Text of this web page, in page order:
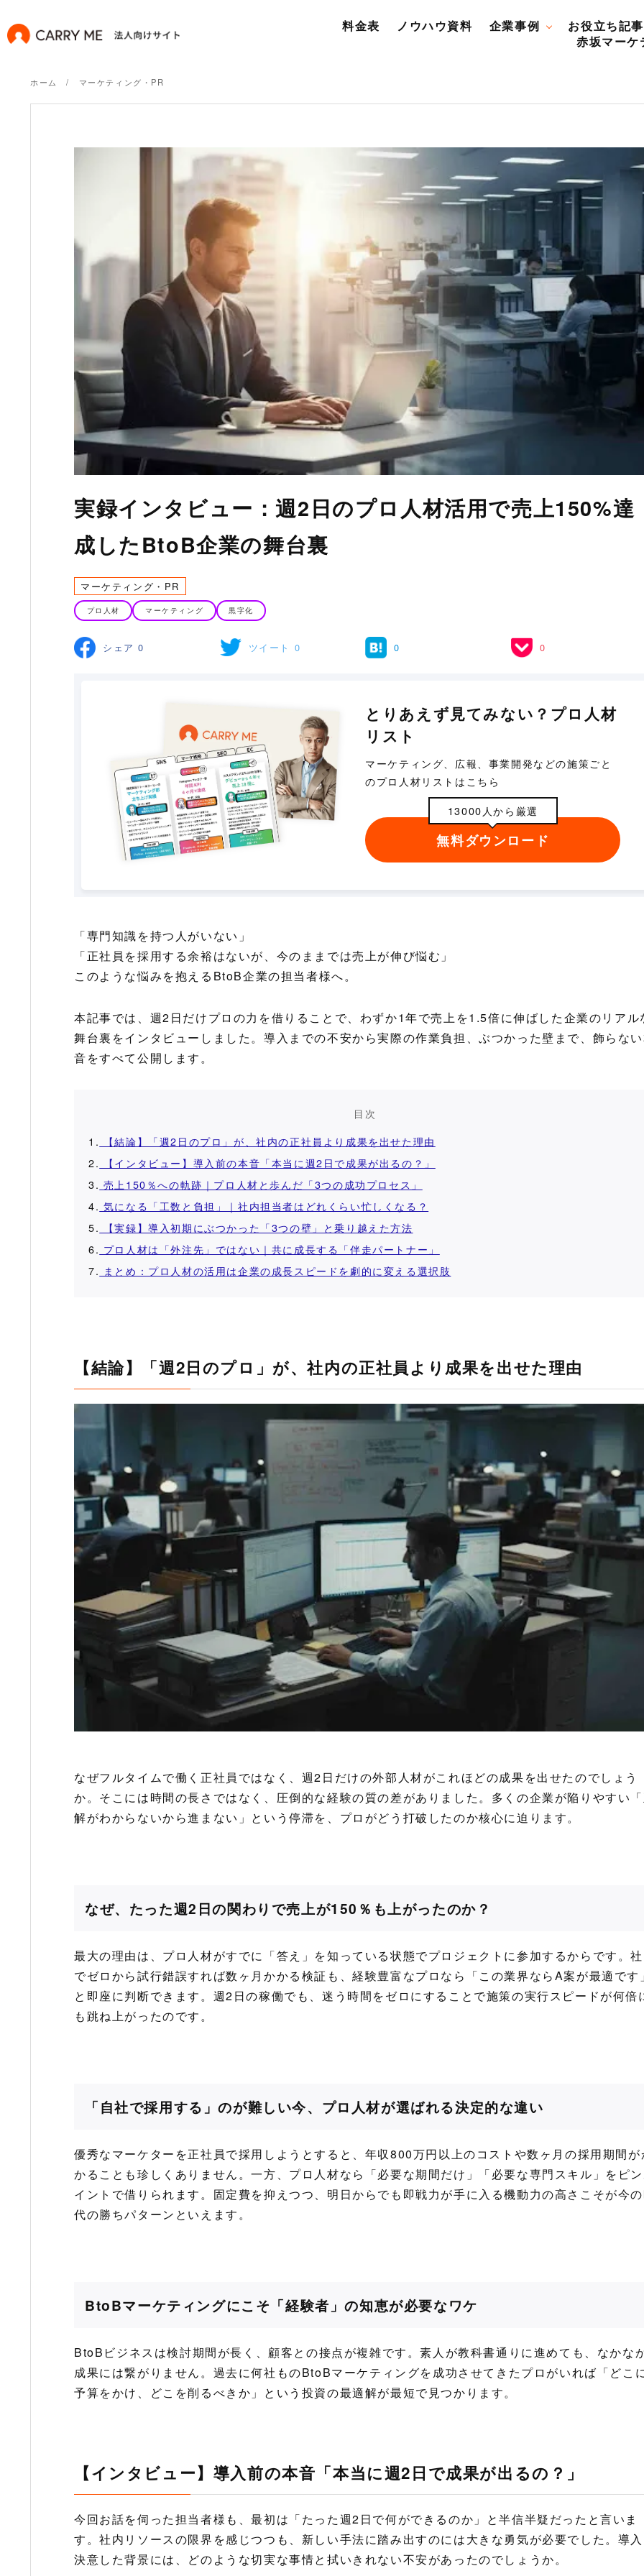
料金表 ノウハウ資料 企業事例
お役立ち記事
赤坂マーケ
ホーム マーケティング・PR
実録インタビュー：週2日のプロ人材活用で売上150%達
成したBtoB企業の舞台裏
マーケティング・PR
プロ人材 マーケティング 黒字化
シェア 0 ツイート 0 0 0
とりあえず見てみない？プロ人材
リスト
マーケティング、広報、事業開発などの施策ごと
のプロ人材リストはこちら
13000人から厳選
無料ダウンロード
「専門知識を持つ人がいない」
「正社員を採用する余裕はないが、今のままでは売上が伸び悩む」
このような悩みを抱えるBtoB企業の担当者様へ。
本記事では、週2日だけプロの力を借りることで、わずか1年で売上を1.5倍に伸ばした企業のリアル
舞台裏をインタビューしました。導入までの不安から実際の作業負担、ぶつかった壁まで、飾らな
音をすべて公開します。
目次
1.
【結論】「週2日のプロ」が、社内の正社員より成果を出せた理由
2.
【インタビュー】導入前の本音「本当に週2日で成果が出るの？」
3. 売上150％への軌跡｜プロ人材と歩んだ「3つの成功プロセス」
4. 気になる「工数と負担」｜社内担当者はどれくらい忙しくなる？
5.
【実録】導入初期にぶつかった「3つの壁」と乗り越えた方法
6. プロ人材は「外注先」ではない｜共に成長する「伴走パートナー」
7. まとめ：プロ人材の活用は企業の成長スピードを劇的に変える選択肢
【結論】「週2日のプロ」が、社内の正社員より成果を出せた理由
なぜフルタイムで働く正社員ではなく、週2日だけの外部人材がこれほどの成果を出せたのでしょう
か。そこには時間の長さではなく、圧倒的な経験の質の差がありました。多くの企業が陥りやすい
解がわからないから進まない」という停滞を、プロがどう打破したのか核心に迫ります。
なぜ、たった週2日の関わりで売上が150％も上がったのか？
最大の理由は、プロ人材がすでに「答え」を知っている状態でプロジェクトに参加するからです。
でゼロから試行錯誤すれば数ヶ月かかる検証も、経験豊富なプロなら「この業界ならA案が最適です
と即座に判断できます。週2日の稼働でも、迷う時間をゼロにすることで施策の実行スピードが何倍
も跳ね上がったのです。
「自社で採用する」のが難しい今、プロ人材が選ばれる決定的な違い
優秀なマーケターを正社員で採用しようとすると、年収800万円以上のコストや数ヶ月の採用期間が
かることも珍しくありません。一方、プロ人材なら「必要な期間だけ」「必要な専門スキル」をピ
イントで借りられます。固定費を抑えつつ、明日からでも即戦力が手に入る機動力の高さこそが今
代の勝ちパターンといえます。
BtoBマーケティングにこそ「経験者」の知恵が必要なワケ
BtoBビジネスは検討期間が長く、顧客との接点が複雑です。素人が教科書通りに進めても、なかな
成果には繋がりません。過去に何社ものBtoBマーケティングを成功させてきたプロがいれば「どこ
予算をかけ、どこを削るべきか」という投資の最適解が最短で見つかります。
【インタビュー】導入前の本音「本当に週2日で成果が出るの？」
今回お話を伺った担当者様も、最初は「たった週2日で何ができるのか」と半信半疑だったと言いま
す。社内リソースの限界を感じつつも、新しい手法に踏み出すのには大きな勇気が必要でした。導
決意した背景には、どのような切実な事情と拭いきれない不安があったのでしょうか。